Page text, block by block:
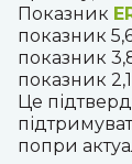
Показник
показник
показник
показник
Це
попри